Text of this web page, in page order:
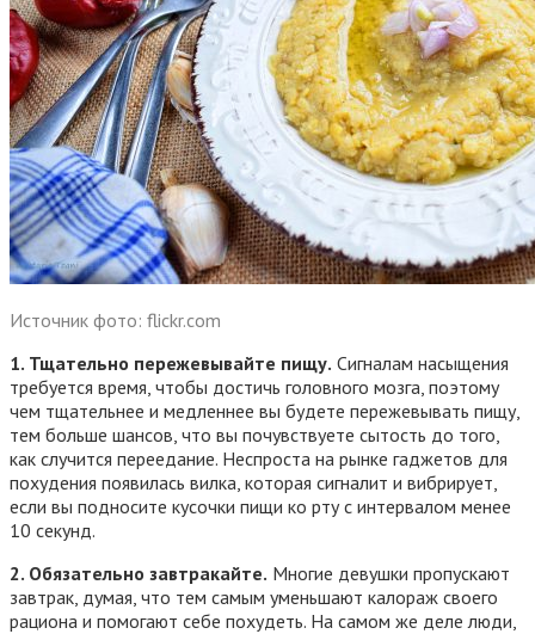
Источник фото: flickr.com
1. Тщательно пережевывайте пищу. Сигналам насыщения
требуется время, чтобы достичь головного мозга, поэтому
чем тщательнее и медленнее вы будете пережевывать пищу,
тем больше шансов, что вы почувствуете сытость до того,
как случится переедание. Неспроста на рынке гаджетов для
похудения появилась вилка, которая сигналит и вибрирует,
если вы подносите кусочки пищи ко рту с интервалом менее
10 секунд.
2. Обязательно завтракайте. Многие девушки пропускают
завтрак, думая, что тем самым уменьшают калораж своего
рациона и помогают себе похудеть. На самом же деле люди,